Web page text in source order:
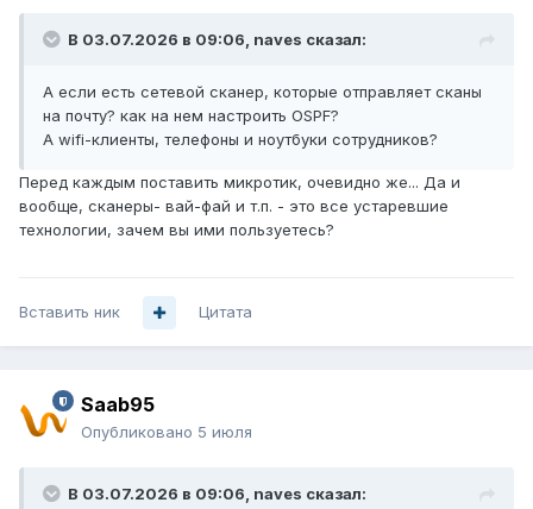
В 03.07.2026 в 09:06, naves сказал:
А если есть сетевой сканер, которые отправляет сканы
на почту? как на нем настроить OSPF?
А wifi-клиенты, телефоны и ноутбуки сотрудников?
Перед каждым поставить микротик, очевидно же... Да и
вообще, сканеры- вай-фай и т.п. - это все устаревшие
технологии, зачем вы ими пользуетесь?
Вставить ник Цитата
Saab95
Опубликовано 5 июля
В 03.07.2026 в 09:06, naves сказал: